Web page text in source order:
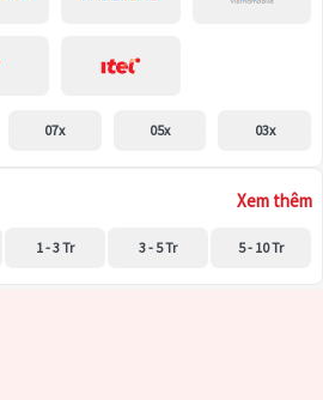
07x 05x 03x
Xem thêm
1 - 3 Tr 3 - 5 Tr 5 - 10 Tr